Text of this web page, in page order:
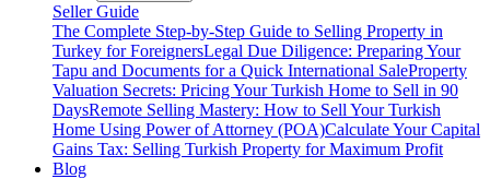
Seller Guide
The Complete Step-by-Step Guide to Selling Property in
Turkey for ForeignersLegal Due Diligence: Preparing Your
Tapu and Documents for a Quick International SaleProperty
Valuation Secrets: Pricing Your Turkish Home to Sell in 90
DaysRemote Selling Mastery: How to Sell Your Turkish
Home Using Power of Attorney (POA)Calculate Your Capital
Gains Tax: Selling Turkish Property for Maximum Profit
Blog